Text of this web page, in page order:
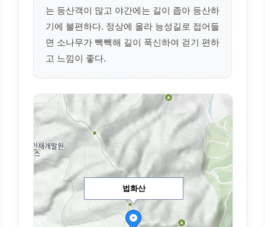
는 등산객이 많고 야간에는 길이 좁아 등산하
기에 불편하다. 정상에 올라 능성길로 접어들
면 소나무가 빽빽해 길이 푹신하여 걷기 편하
고 느낌이 좋다.
법화산